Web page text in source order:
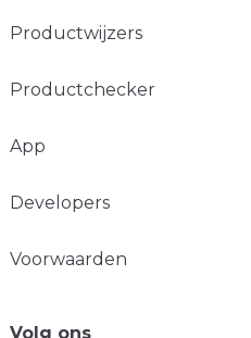
Productwijzers
Productchecker
App
Developers
Voorwaarden
Volg ons